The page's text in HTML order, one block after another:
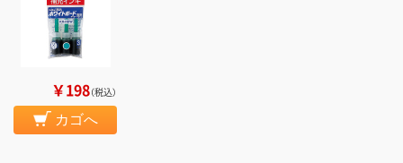
￥198（税込）
カゴへ